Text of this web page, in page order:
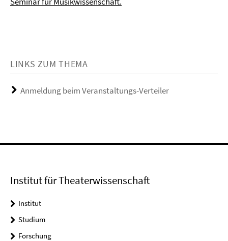
LINKS ZUM THEMA
Anmeldung beim Veranstaltungs-Verteiler
Institut für Theaterwissenschaft
Institut
Studium
Forschung